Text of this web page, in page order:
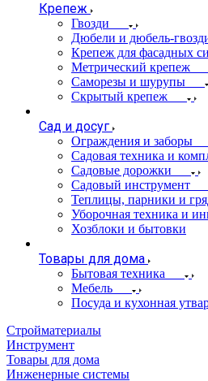
Крепеж
Гвозди
Дюбели и дюбель-
Крепеж для фасадных
Метрический крепеж
Саморезы и шурупы
Скрытый крепеж
Сад и досуг
Ограждения и заборы
Садовая техника и
Садовые дорожки
Садовый инструмент
Теплицы, парники и
Уборочная техника и
Хозблоки и бытовки
Товары для дома
Бытовая техника
Мебель
Посуда и кухонная
Стройматериалы
Инструмент
Товары для дома
Инженерные системы